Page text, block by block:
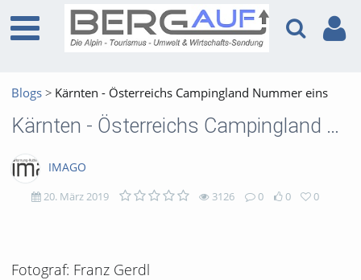
Blogs Kärnten - Österreichs Campingland Nummer eins
Kärnten - Österreichs Campingland Nummer eins
IMAGO
20. März 2019 3126 0 0 0
Fotograf: Franz Gerdl